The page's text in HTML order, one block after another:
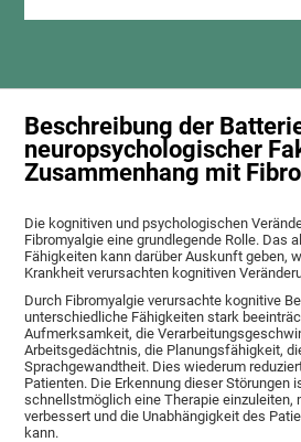
Beschreibung der
neuropsychologischer
Zusammenhang mit
Die kognitiven und psychologischen
Fibromyalgie eine grundlegende Rolle. Das
Fähigkeiten kann darüber Auskunft geben,
Krankheit verursachten kognitiven
Durch Fibromyalgie verursachte kognitive
unterschiedliche Fähigkeiten stark
Aufmerksamkeit, die
Arbeitsgedächtnis, die Planungsfähigkeit,
Sprachgewandtheit. Dies wiederum
Patienten. Die Erkennung dieser Störungen
schnellstmöglich eine Therapie einzuleiten,
verbessert und die Unabhängigkeit des
kann.